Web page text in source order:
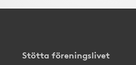
Stötta föreningslivet